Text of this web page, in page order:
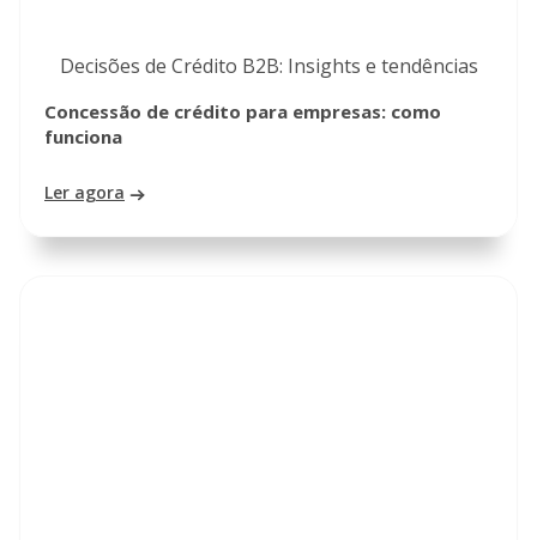
Decisões de Crédito B2B: Insights e tendências
Concessão de crédito para empresas: como
funciona
Ler agora